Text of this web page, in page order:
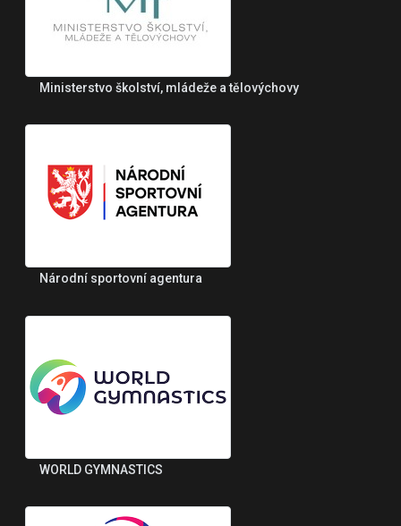
Ministerstvo školství, mládeže a tělovýchovy
Národní sportovní agentura
WORLD GYMNASTICS